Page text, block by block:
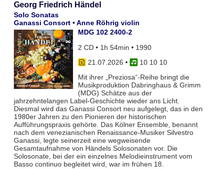
Georg Friedrich Händel
Solo Sonatas
Ganassi Consort • Anne Röhrig violin
MDG 102 2400-2
2 CD • 1h 54min • 1990
21.07.2026 •
10 10 10
Mit ihrer „Preziosa“-Reihe bringt die
Musikproduktion Dabringhaus & Grimm
(MDG) Schätze aus der
jahrzehntelangen Label-Geschichte wieder ans Licht.
Diesmal wird das Ganassi Consort neu aufgelegt, das in den
1980er Jahren zu den Pionieren der historischen
Aufführungspraxis gehörte. Das Kölner Ensemble, benannt
nach dem venezianischen Renaissance-Musiker Silvestro
Ganassi, legte seinerzeit eine wegweisende
Gesamtaufnahme von Händels Solosonaten vor. Die
Solosonate, bei der ein einzelnes Melodieinstrument vom
Basso continuo begleitet wird, war im frühen 18.